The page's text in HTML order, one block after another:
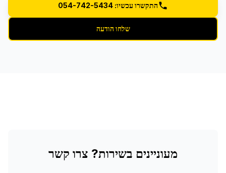
התקשרו עכשיו: 054-742-5434
שלחו הודעה
מעוניינים בשירות? צרו קשר